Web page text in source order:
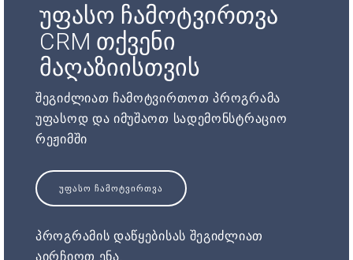
უფასო ჩამოტვირთვა
CRM თქვენი
მაღაზიისთვის
შეგიძლიათ ჩამოტვირთოთ პროგრამა
უფასოდ და იმუშაოთ სადემონსტრაციო
რეჟიმში
ᲣᲤᲐᲡᲝ ᲩᲐᲛᲝᲢᲕᲘᲠᲗᲕᲐ
პროგრამის დაწყებისას შეგიძლიათ
აირჩიოთ ენა.